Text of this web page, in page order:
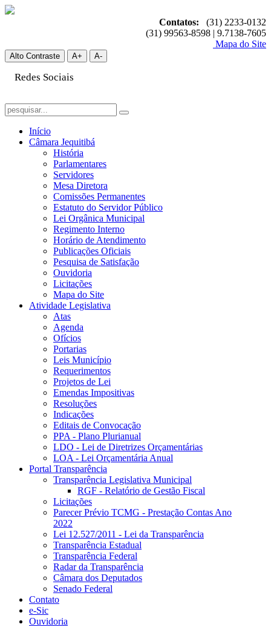
Contatos:
(31) 2233-0132
(31) 99563-8598 | 9.7138-7605
Mapa do Site
Alto Contraste A+ A-
Redes Sociais
Início
Câmara Jequitibá
História
Parlamentares
Servidores
Mesa Diretora
Comissões Permanentes
Estatuto do Servidor Público
Lei Orgânica Municipal
Regimento Interno
Horário de Atendimento
Publicações Oficiais
Pesquisa de Satisfação
Ouvidoria
Licitações
Mapa do Site
Atividade Legislativa
Atas
Agenda
Ofícios
Portarias
Leis Município
Requerimentos
Projetos de Lei
Emendas Impositivas
Resoluções
Indicações
Editais de Convocação
PPA - Plano Plurianual
LDO - Lei de Diretrizes Orçamentárias
LOA - Lei Orçamentária Anual
Portal Transparência
Transparência Legislativa Municipal
RGF - Relatório de Gestão Fiscal
Licitações
Parecer Prévio TCMG - Prestação Contas Ano
2022
Lei 12.527/2011 - Lei da Transparência
Transparência Estadual
Transparência Federal
Radar da Transparência
Câmara dos Deputados
Senado Federal
Contato
e-Sic
Ouvidoria